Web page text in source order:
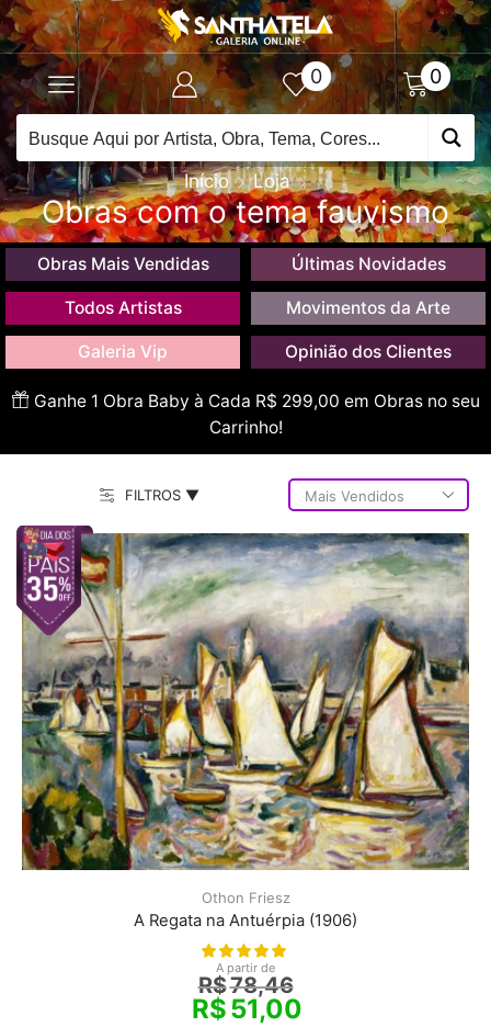
0 0
Início Loja
Obras com o tema fauvismo
Obras Mais Vendidas Últimas Novidades
Todos Artistas Movimentos da Arte
Galeria Vip Opinião dos Clientes
Ganhe 1 Obra Baby à Cada R$ 299,00 em Obras no seu
Carrinho!
FILTROS ▼
Othon Friesz
A Regata na Antuérpia (1906)
A partir de
R$78,46
R$51,00